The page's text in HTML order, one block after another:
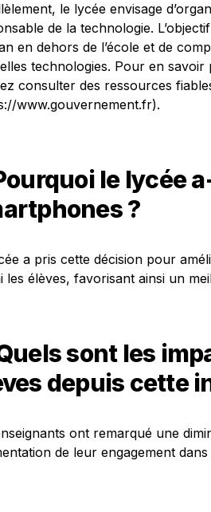
le lycée envisage
de la technologie.
en dehors de l’école et de
technologies. Pour en savoir
consulter des ressources
www.gouvernement.fr).
le lycée
?
a pris cette décision pour
les élèves, favorisant ainsi un
sont les
depuis cette
ont remarqué une
de leur engagement